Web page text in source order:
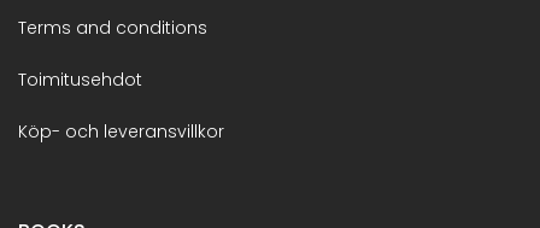
Terms and conditions
Toimitusehdot
Köp- och leveransvillkor